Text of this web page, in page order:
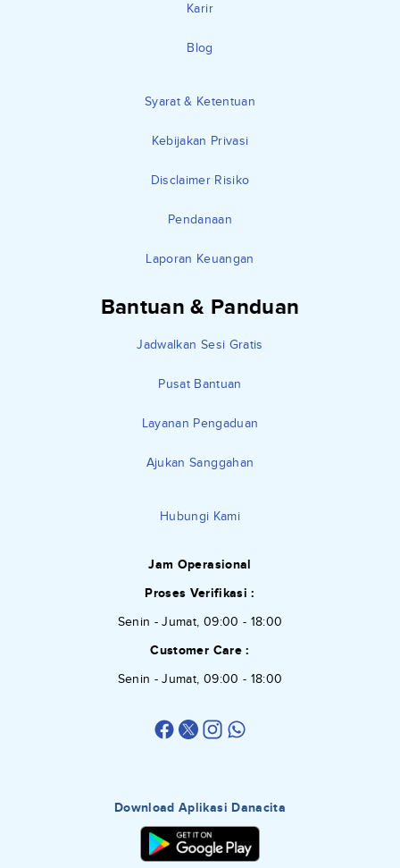
Karir
Blog
Syarat & Ketentuan
Kebijakan Privasi
Disclaimer Risiko
Pendanaan
Laporan Keuangan
Bantuan & Panduan
Jadwalkan Sesi Gratis
Pusat Bantuan
Layanan Pengaduan
Ajukan Sanggahan
Hubungi Kami
Jam Operasional
Proses Verifikasi :
Senin - Jumat, 09:00 - 18:00
Customer Care :
Senin - Jumat, 09:00 - 18:00
Download Aplikasi Danacita